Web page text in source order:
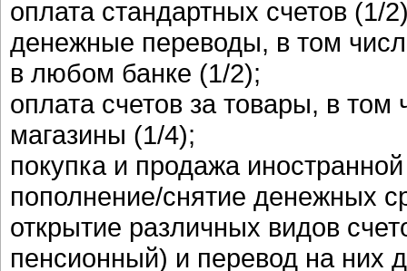
оплата стандартных счетов (1/
денежные переводы, в том
в любом банке (1/2);
оплата счетов за товары, в
магазины (1/4);
покупка и продажа
пополнение/снятие денежных
открытие различных видов
пенсионный) и перевод на них